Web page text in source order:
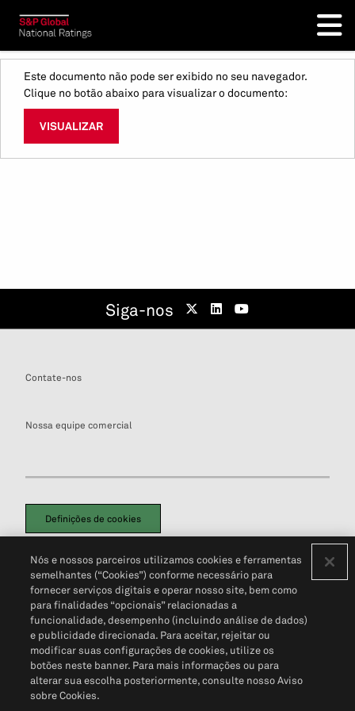
Este documento não pode ser exibido no seu navegador.
Clique no botão abaixo para visualizar o documento:
VISUALIZAR
Siga-nos
Contate-nos
Nossa equipe comercial
Definições de cookies
Política de PrivacidadePortal de privacidade do cliente (em inglês)
Não Venda Minhas Informações Pessoais© 2026 S&P Global
Nós e nossos parceiros utilizamos cookies e ferramentas
semelhantes (“Cookies”) conforme necessário para
fornecer serviços digitais e operar nosso site, bem como
para finalidades “opcionais” relacionadas a
funcionalidade, desempenho (incluindo análise de dados)
e publicidade direcionada. Para aceitar, rejeitar ou
modificar suas configurações de cookies, utilize os
botões neste banner. Para mais informações ou para
alterar sua escolha posteriormente, consulte nosso Aviso
sobre Cookies.